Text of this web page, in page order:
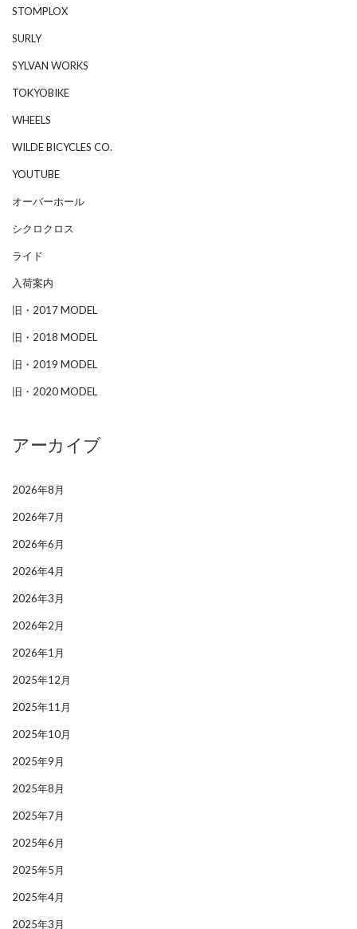
STOMPLOX
SURLY
SYLVAN WORKS
TOKYOBIKE
WHEELS
WILDE BICYCLES CO.
YOUTUBE
オーバーホール
シクロクロス
ライド
入荷案内
旧・2017 MODEL
旧・2018 MODEL
旧・2019 MODEL
旧・2020 MODEL
アーカイブ
2026年8月
2026年7月
2026年6月
2026年4月
2026年3月
2026年2月
2026年1月
2025年12月
2025年11月
2025年10月
2025年9月
2025年8月
2025年7月
2025年6月
2025年5月
2025年4月
2025年3月